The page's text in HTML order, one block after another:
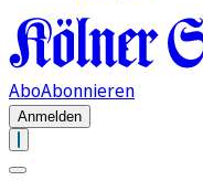
AboAbonnieren
Anmelden